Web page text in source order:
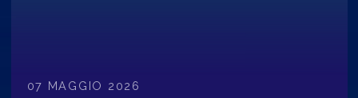
07 MAGGIO 2026